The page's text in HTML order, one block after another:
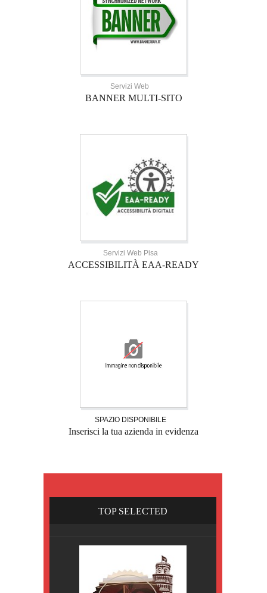
Servizi Web
BANNER MULTI-SITO
Servizi Web Pisa
ACCESSIBILITÀ EAA-READY
SPAZIO DISPONIBILE
Inserisci la tua azienda in evidenza
TOP SELECTED